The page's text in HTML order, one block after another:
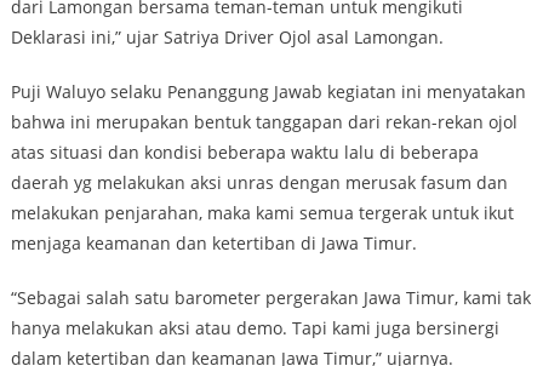
dari Lamongan bersama teman-teman untuk mengikuti
Deklarasi ini,” ujar Satriya Driver Ojol asal Lamongan.
Puji Waluyo selaku Penanggung Jawab kegiatan ini menyatakan
bahwa ini merupakan bentuk tanggapan dari rekan-rekan ojol
atas situasi dan kondisi beberapa waktu lalu di beberapa
daerah yg melakukan aksi unras dengan merusak fasum dan
melakukan penjarahan, maka kami semua tergerak untuk ikut
menjaga keamanan dan ketertiban di Jawa Timur.
“Sebagai salah satu barometer pergerakan Jawa Timur, kami tak
hanya melakukan aksi atau demo. Tapi kami juga bersinergi
dalam ketertiban dan keamanan Jawa Timur,” ujarnya.